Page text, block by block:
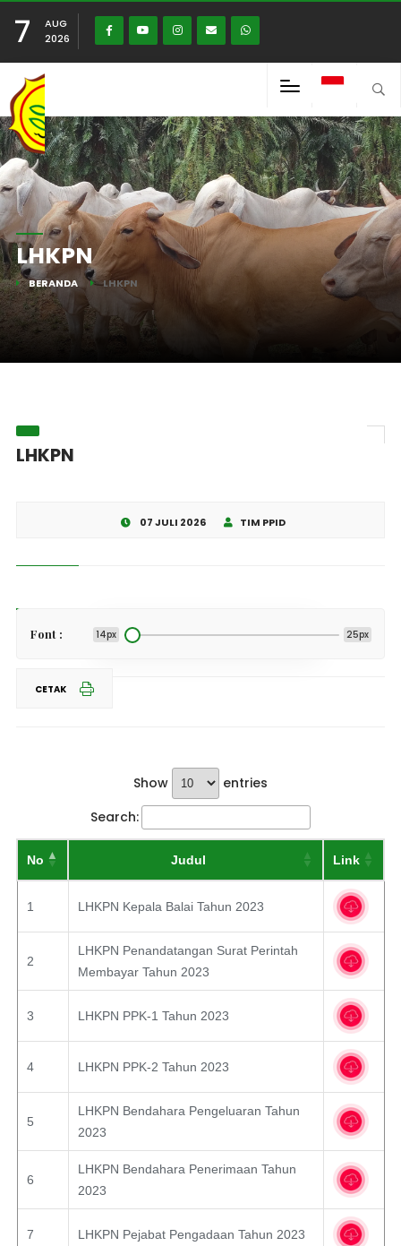
7
AUG
2026
LHKPN
BERANDA LHKPN
LHKPN
07 JULI 2026 TIM PPID
Font : 14px 25px
CETAK
Show
entries
Search:
No Judul Link
1 LHKPN Kepala Balai Tahun 2023
2
LHKPN Penandatangan Surat Perintah
Membayar Tahun 2023
3 LHKPN PPK-1 Tahun 2023
4 LHKPN PPK-2 Tahun 2023
5
LHKPN Bendahara Pengeluaran Tahun
2023
6
LHKPN Bendahara Penerimaan Tahun
2023
7 LHKPN Pejabat Pengadaan Tahun 2023